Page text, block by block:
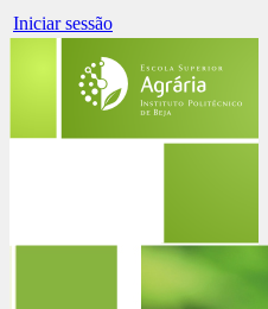
Iniciar sessão